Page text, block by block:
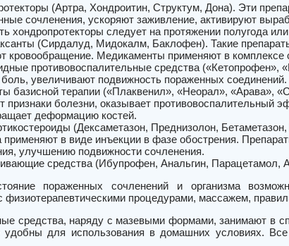
(Артра, Хондроитин, Структум, Дона). Эти
сочленения, ускоряют заживление, активируют
хондропротекторы следует на протяжении полугода
(Сирдалуд, Мидокалм, Баклофен). Такие
кровообращение. Медикаменты применяют в комплексе
противовоспалительные средства
увеличивают подвижность пораженных соединений.
базисной терапии («Плаквенил», «Неорал», «Арава»,
признаки болезни, оказывает противовоспалительный
деформацию костей.
(Дексаметазон, Преднизолон,
применяют в виде инъекции в фазе обострения.
улучшению подвижности сочленения.
средства (Ибупрофен, Анальгин, Парацетамол,
пораженных сочленений и организма
физиотерапевтическими процедурами, массажем,
средства, наряду с мазевыми формами, занимают в
для использования в домашних условиях.